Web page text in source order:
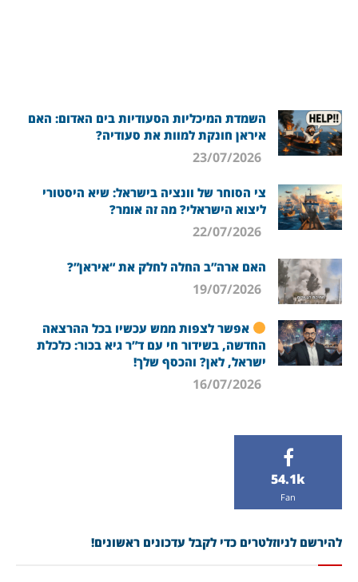
השמדת המיכליות הסעודיות בים האדום: האם
איראן חונקת למוות את סעודיה?
צי הסוחר של וונציה בישראל: שיא היסטורי
ליצוא הישראלי? מה זה אומר?
האם ארה”ב החלה לחלק את “איראן”?
אפשר לצפות ממש עכשיו בכל ההרצאה
החדשה, בשידור חי עם ד”ר גיא בכור: כלכלת
ישראל, לאן? והכסף שלך!
54.1k
Fan
להירשם לניוזלטרים כדי לקבל עדכונים ראשונים!